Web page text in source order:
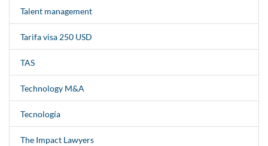
Talent management
Tarifa visa 250 USD
TAS
Technology M&A
Tecnología
The Impact Lawyers